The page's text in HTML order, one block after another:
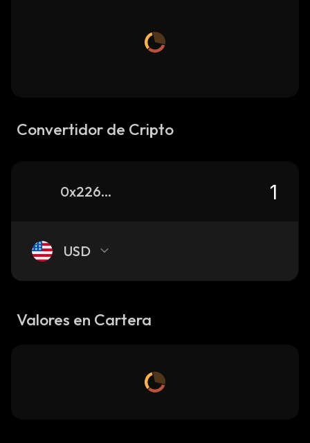
Convertidor de Cripto
0x226cf8fc890dc2b8e2eda7573985b91915bb07f9_base
USD
Valores en Cartera